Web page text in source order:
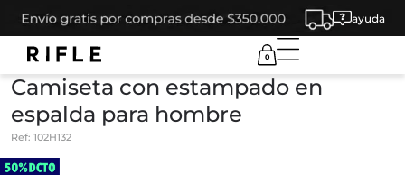
ayuda
0
Camiseta con estampado en
espalda para hombre
Ref: 102H132